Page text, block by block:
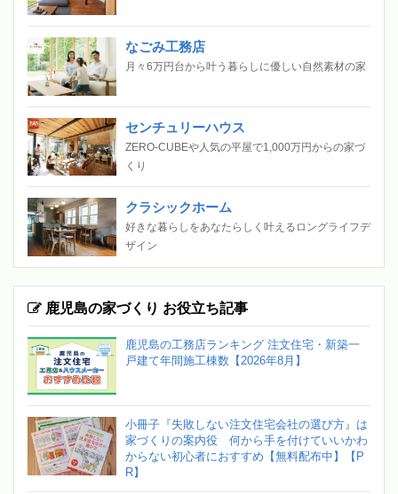
なごみ工務店
月々6万円台から叶う暮らしに優しい自然素材の家
センチュリーハウス
ZERO-CUBEや人気の平屋で1,000万円からの家づ
くり
クラシックホーム
好きな暮らしをあなたらしく叶えるロングライフデ
ザイン
鹿児島の家づくり お役立ち記事
鹿児島の工務店ランキング 注文住宅・新築一
戸建て年間施工棟数【2026年8月】
小冊子『失敗しない注文住宅会社の選び方』は
家づくりの案内役 何から手を付けていいかわ
からない初心者におすすめ【無料配布中】【P
R】